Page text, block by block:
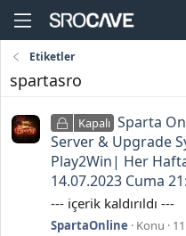
Etiketler
spartasro
Kapalı Sparta
Server & Upgrade
Play2Win| Her
14.07.2023 Cuma
--- içerik kaldırıldı ---
SpartaOnline Konu